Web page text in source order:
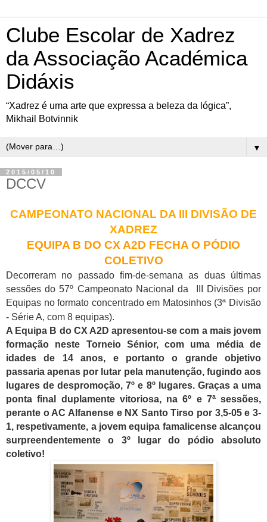
Clube Escolar de Xadrez
da Associação Académica
Didáxis
“Xadrez é uma arte que expressa a beleza da lógica”,
Mikhail Botvinnik
▼
2015/05/10
DCCV
CAMPEONATO NACIONAL DA III DIVISÃO DE
XADREZ
EQUIPA B DO CX A2D FECHA O PÓDIO
COLETIVO
Decorreram no passado fim-de-semana as duas últimas
sessões do 57º Campeonato Nacional da III Divisões por
Equipas no formato concentrado em Matosinhos (3ª Divisão
- Série A, com 8 equipas).
A Equipa B do CX A2D apresentou-se com a mais jovem
formação neste Torneio Sénior, com uma média de
idades de 14 anos, e portanto o grande objetivo
passaria apenas por lutar pela manutenção, fugindo aos
lugares de despromoção, 7º e 8º lugares. Graças a uma
ponta final duplamente vitoriosa, na 6º e 7ª sessões,
perante o AC Alfanense e NX Santo Tirso por 3,5-05 e 3-
1, respetivamente, a jovem equipa famalicense alcançou
surpreendentemente o 3º lugar do pódio absoluto
coletivo!